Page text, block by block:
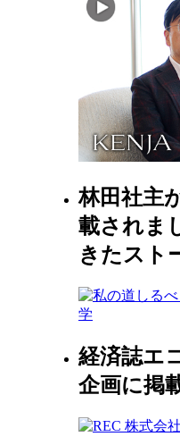
林田社主
載されま
きたスト
経済誌エ
企画に掲